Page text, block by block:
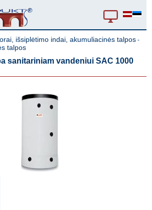
išsiplėtimo indai, akumuliacinės talpos -
talpos
sanitariniam vandeniui SAC 1000